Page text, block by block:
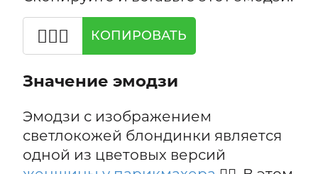
💇🏼‍♀️ КОПИРОВАТЬ
Значение эмодзи
Эмодзи с изображением
светлокожей блондинки является
одной из цветовых версий